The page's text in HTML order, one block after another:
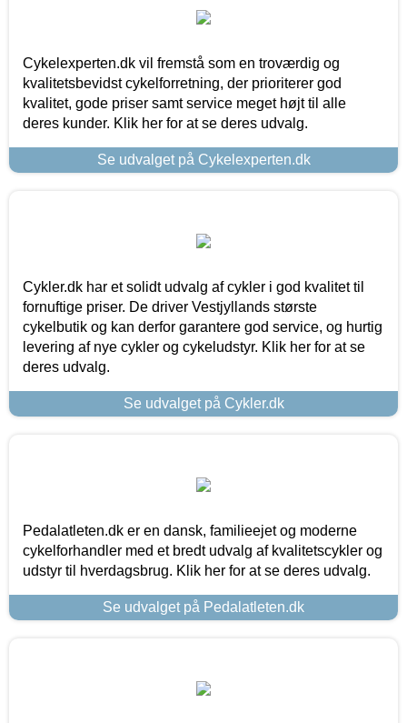
Cykelexperten.dk vil fremstå som en troværdig og
kvalitetsbevidst cykelforretning, der prioriterer god
kvalitet, gode priser samt service meget højt til alle
deres kunder. Klik her for at se deres udvalg.
Se udvalget på Cykelexperten.dk
Cykler.dk har et solidt udvalg af cykler i god kvalitet til
fornuftige priser. De driver Vestjyllands største
cykelbutik og kan derfor garantere god service, og hurtig
levering af nye cykler og cykeludstyr. Klik her for at se
deres udvalg.
Se udvalget på Cykler.dk
Pedalatleten.dk er en dansk, familieejet og moderne
cykelforhandler med et bredt udvalg af kvalitetscykler og
udstyr til hverdagsbrug. Klik her for at se deres udvalg.
Se udvalget på Pedalatleten.dk